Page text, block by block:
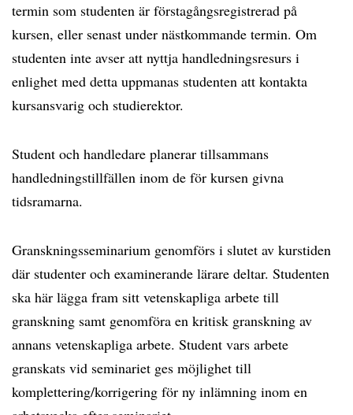
termin som studenten är förstagångsregistrerad på
kursen, eller senast under nästkommande termin. Om
studenten inte avser att nyttja handledningsresurs i
enlighet med detta uppmanas studenten att kontakta
kursansvarig och studierektor.
Student och handledare planerar tillsammans
handledningstillfällen inom de för kursen givna
tidsramarna.
Granskningsseminarium genomförs i slutet av kurstiden
där studenter och examinerande lärare deltar. Studenten
ska här lägga fram sitt vetenskapliga arbete till
granskning samt genomföra en kritisk granskning av
annans vetenskapliga arbete. Student vars arbete
granskats vid seminariet ges möjlighet till
komplettering/korrigering för ny inlämning inom en